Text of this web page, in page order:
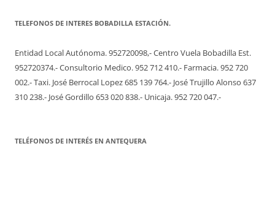
TELEFONOS DE INTERES BOBADILLA ESTACIÓN.
Entidad Local Autónoma. 952720098,- Centro Vuela Bobadilla Est.
952720374.- Consultorio Medico. 952 712 410.- Farmacia. 952 720
002.- Taxi. José Berrocal Lopez 685 139 764.- José Trujillo Alonso 637
310 238.- José Gordillo 653 020 838.- Unicaja. 952 720 047.-
TELÉFONOS DE INTERÉS EN ANTEQUERA